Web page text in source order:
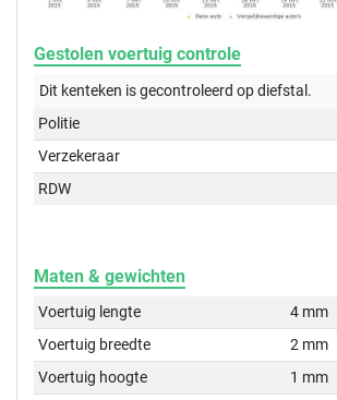
Gestolen voertuig controle
Dit kenteken is gecontroleerd opdiefstal.
Politie
Verzekeraar
RDW
Maten & gewichten
Voertuig lengte
4 mm
Voertuig breedte
2 mm
Voertuig hoogte
1 mm